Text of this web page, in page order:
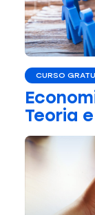
CURSO
Teoria